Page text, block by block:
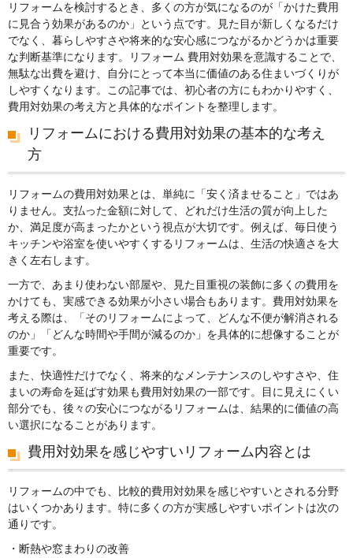
リフォームを検討するとき、多くの方が気になるのが「かけた費用
に見合う効果があるのか」という点です。見た目が新しくなるだけ
でなく、暮らしやすさや将来的な安心感につながるかどうかは重要
な判断基準になります。リフォーム 費用対効果を意識することで、
無駄な出費を避け、自分にとって本当に価値のある住まいづくりが
しやすくなります。この記事では、初心者の方にもわかりやすく、
費用対効果の考え方と具体的なポイントを整理します。
リフォームにおける費用対効果の基本的な考え
方
リフォームの費用対効果とは、単純に「安く済ませること」ではあ
りません。支払った金額に対して、どれだけ生活の質が向上した
か、満足度が高まったかという視点が大切です。例えば、毎日使う
キッチンや浴室を使いやすくするリフォームは、生活の快適さを大
きく左右します。
一方で、あまり使わない部屋や、見た目重視の装飾に多くの費用を
かけても、実感できる効果が小さい場合もあります。費用対効果を
考える際は、「そのリフォームによって、どんな不便が解消される
のか」「どんな時間や手間が減るのか」を具体的に想像することが
重要です。
また、快適性だけでなく、将来的なメンテナンスのしやすさや、住
まいの寿命を延ばす効果も費用対効果の一部です。目に見えにくい
部分でも、後々の安心につながるリフォームは、結果的に価値の高
い選択になることがあります。
費用対効果を感じやすいリフォーム内容とは
リフォームの中でも、比較的費用対効果を感じやすいとされる分野
はいくつかあります。特に多くの方が実感しやすいポイントは次の
通りです。
・断熱や窓まわりの改善